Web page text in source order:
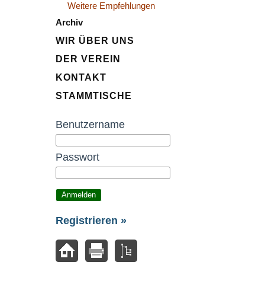
Weitere Empfehlungen
Archiv
WIR ÜBER UNS
DER VEREIN
KONTAKT
STAMMTISCHE
Benutzername
Passwort
Registrieren »